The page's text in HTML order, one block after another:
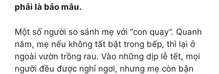
phải là bảo mẫu.
Một số người so sánh mẹ với “con quay”. Quanh
năm, mẹ nếu không tất bật trong bếp, thì lại ở
ngoài vườn trồng rau. Vào những dịp lễ tết, mọi
người đều được nghỉ ngơi, nhưng mẹ còn bận